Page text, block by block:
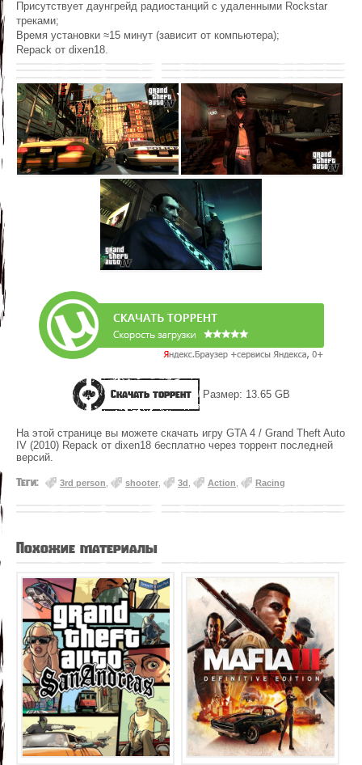
Присутствует даунгрейд радиостанций с удаленными Rockstar
треками;
Время установки ≈15 минут (зависит от компьютера);
Repack от dixen18.
Скачать торрент Размер: 13.65 GB
На этой странице вы можете скачать игру GTA 4 / Grand Theft Auto
IV (2010) Repack от dixen18 бесплатно через торрент последней
версий.
Теги: 3rd person shooter 3d Action Racing
Похожие материалы